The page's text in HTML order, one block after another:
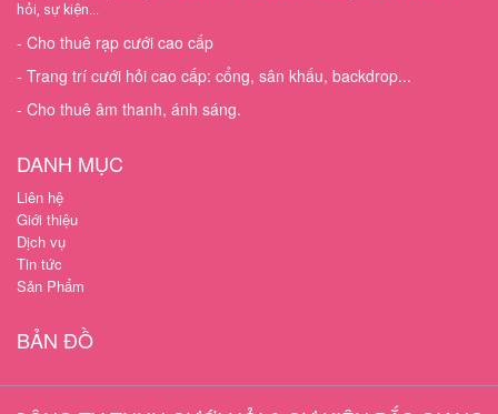
hỏi, sự kiện...
- Cho thuê rạp cưới cao cấp
- Trang trí cưới hỏi cao cấp: cổng, sân khấu, backdrop...
- Cho thuê âm thanh, ánh sáng.
DANH MỤC
Liên hệ
Giới thiệu
Dịch vụ
Tin tức
Sản Phẩm
BẢN ĐỒ